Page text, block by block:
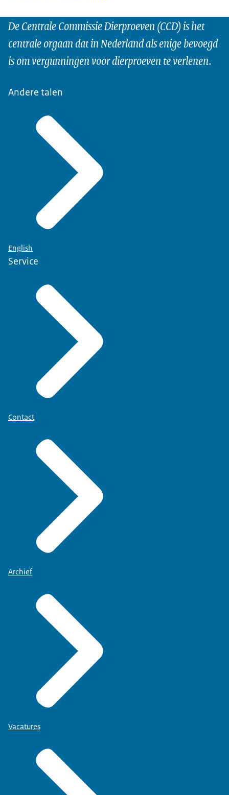
De Centrale Commissie Dierproeven (CCD) is het
centrale orgaan dat in Nederland als enige bevoegd
is om vergunningen voor dierproeven te verlenen.
Andere talen
English
Service
Contact
Archief
Vacatures